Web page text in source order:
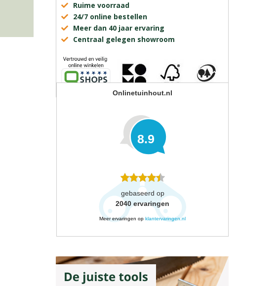
Ruime voorraad
24/7 online bestellen
Meer dan 40 jaar ervaring
Centraal gelegen showroom
Onlinetuinhout.nl
8.9
gebaseerd op
2040 ervaringen
Meer ervaringen op klantervaringen.nl